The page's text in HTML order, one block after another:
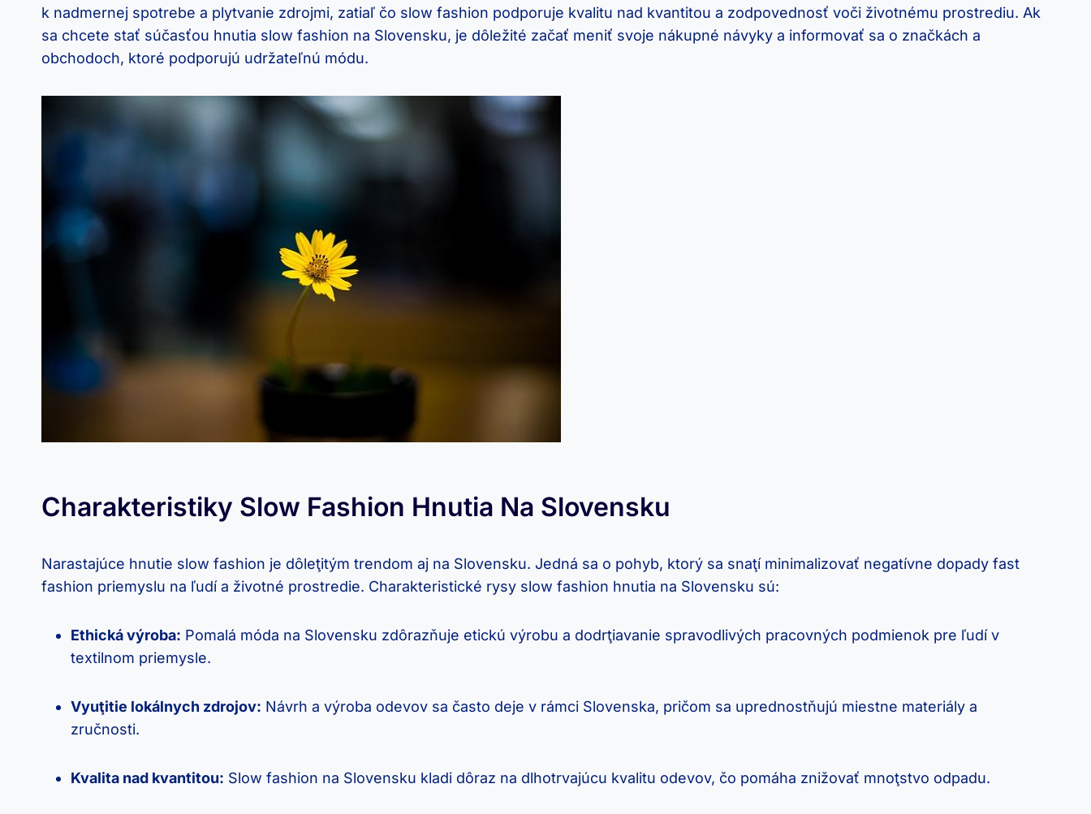
k nadmernej spotrebe a plytvanie zdrojmi, zatiaľ čo slow fashion podporuje kvalitu nad kvantitou a zodpovednosť voči životnému prostrediu. Ak
sa chcete stať súčasťou hnutia slow fashion na Slovensku, je dôležité začať meniť svoje nákupné návyky a informovať sa o značkách a
obchodoch, ktoré podporujú udržateľnú módu.
Charakteristiky Slow Fashion Hnutia Na Slovensku
Narastajúce hnutie slow fashion je dôleţitým trendom aj na Slovensku. Jedná sa o pohyb, ktorý sa snaţí minimalizovať negatívne dopady fast
fashion priemyslu na ľudí a životné prostredie. Charakteristické rysy slow fashion hnutia na Slovensku sú:
Ethická výroba: Pomalá móda na Slovensku zdôrazňuje etickú výrobu a dodrţiavanie spravodlivých pracovných podmienok pre ľudí v
textilnom priemysle.
Vyuţitie lokálnych zdrojov: Návrh a výroba odevov sa často deje v rámci Slovenska, pričom sa uprednostňujú miestne materiály a
zručnosti.
Kvalita nad kvantitou: Slow fashion na Slovensku kladi dôraz na dlhotrvajúcu kvalitu odevov, čo pomáha znižovať mnoţstvo odpadu.